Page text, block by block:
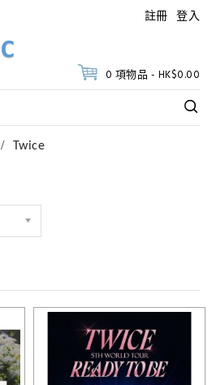
註冊 登入
0 項物品 - HK$0.00
Twice